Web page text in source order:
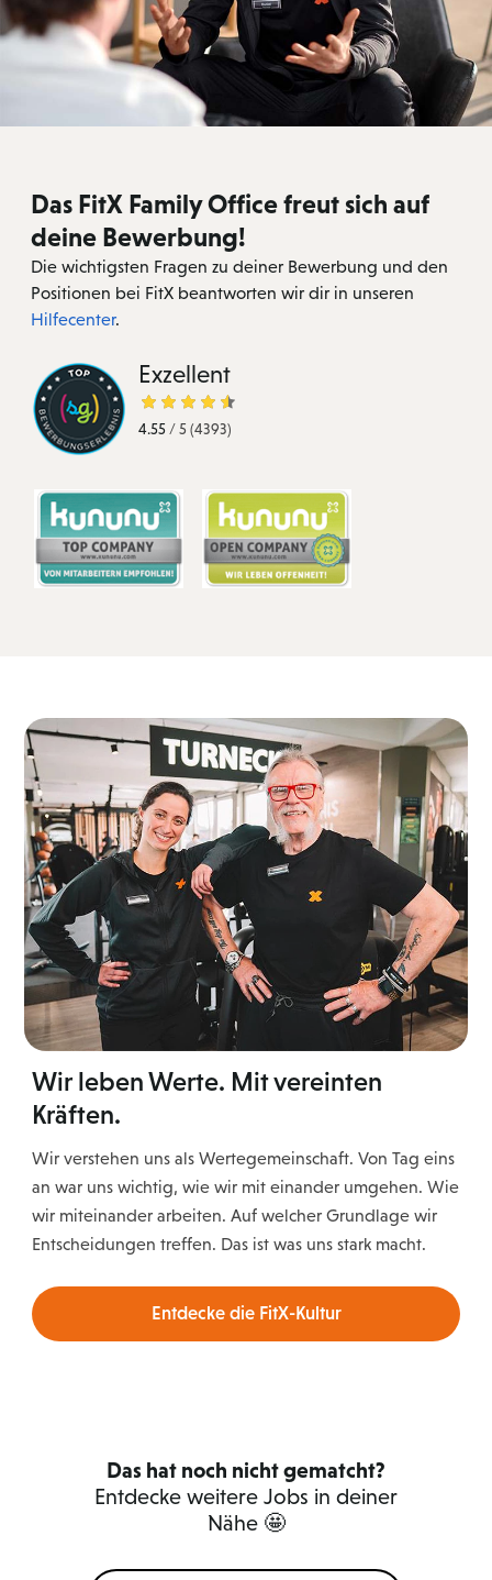
Das FitX Family Office freut sich auf
deine Bewerbung!
Die wichtigsten Fragen zu deiner Bewerbung und den
Positionen bei FitX beantworten wir dir in unseren
Hilfecenter.
Exzellent
4.55/5 (4393)
Wir leben Werte. Mit vereinten
Kräften.
Wir verstehen uns als Wertegemeinschaft. Von Tag eins
an war uns wichtig, wie wir mit einander umgehen. Wie
wir miteinander arbeiten. Auf welcher Grundlage wir
Entscheidungen treffen. Das ist was uns stark macht.
Entdecke die FitX-Kultur
Das hat noch nicht gematcht?
Entdecke weitere Jobs in deiner
Nähe 🤩